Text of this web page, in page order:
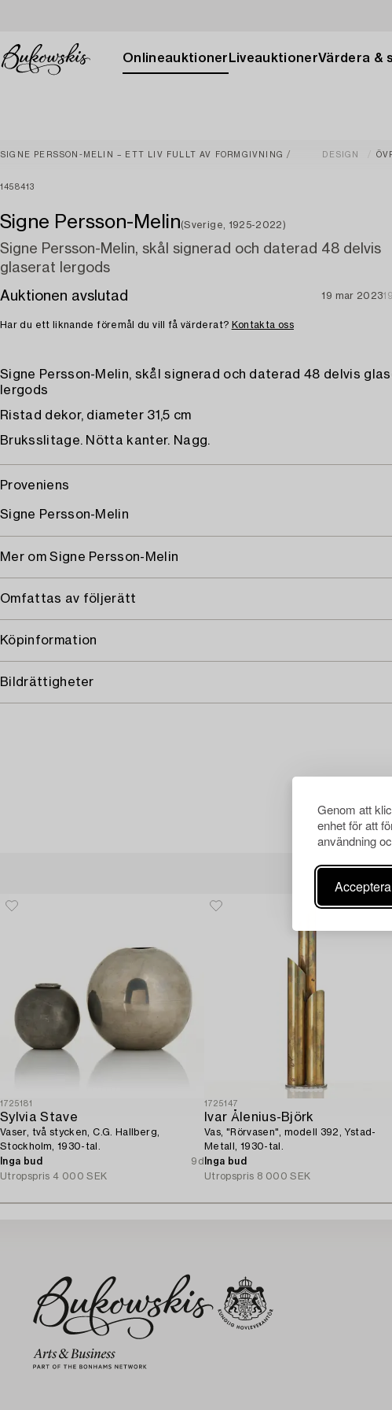
Genom att
enhet för att
användning
Onlineauktioner LiveauktionerVärdera &
SIGNE PERSSON-MELIN – ETT LIV FULLT AV FORMGIVNING DESIGN
1458413
Signe Persson-Melin(Sverige, 1925-2022)
Signe Persson-Melin, skål signerad och daterad 48 delvis
glaserat lergods
Auktionen avslutad
19 mar 2023
Har du ett liknande föremål du vill få värderat? Kontakta oss
Signe Persson-Melin, skål signerad och daterad 48 delvis
lergods
Ristad dekor, diameter 31,5 cm
Bruksslitage. Nötta kanter. Nagg.
Proveniens
Signe Persson-Melin
Mer om Signe Persson-Melin
Omfattas av följerätt
Köpinformation
Bildrättigheter
1725181
Sylvia Stave
Vaser, två stycken, C.G. Hallberg,
Stockholm, 1930-tal.
Inga bud
9d
Utropspris 4 000 SEK
1725147
Ivar Ålenius-Björk
Vas, "Rörvasen", modell 392, Ystad-
Metall, 1930-tal.
Inga bud
Utropspris 8 000 SEK